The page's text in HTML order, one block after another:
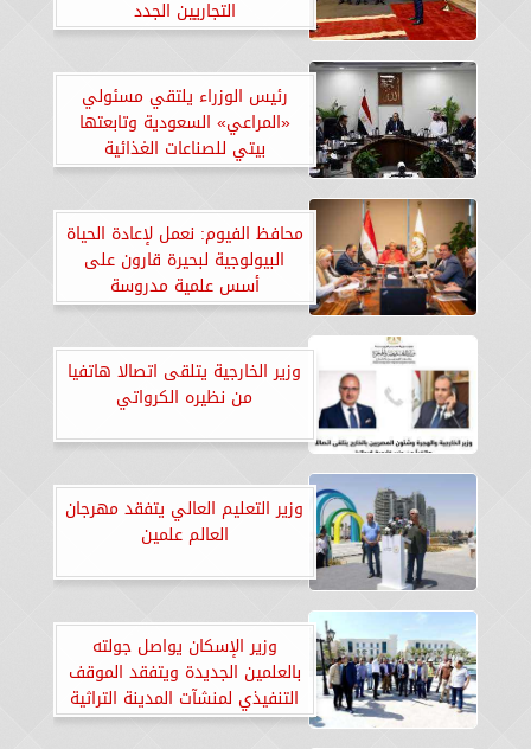
التجاريين الجدد
رئيس الوزراء يلتقي مسئولي
«المراعي» السعودية وتابعتها
بيتي للصناعات الغذائية
محافظ الفيوم: نعمل لإعادة الحياة
البيولوجية لبحيرة قارون على
أسس علمية مدروسة
وزير الخارجية يتلقى اتصالا هاتفيا
من نظيره الكرواتي
وزير التعليم العالي يتفقد مهرجان
العالم علمين
وزير الإسكان يواصل جولته
بالعلمين الجديدة ويتفقد الموقف
التنفيذي لمنشآت المدينة التراثية